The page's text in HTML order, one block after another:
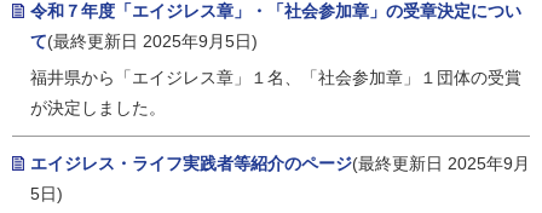
令和７年度「エイジレス章」・「社会参加章」の受章決定につい
て(最終更新日 2025年9月5日)
福井県から「エイジレス章」１名、「社会参加章」１団体の受賞
が決定しました。
エイジレス・ライフ実践者等紹介のページ(最終更新日 2025年9月
5日)